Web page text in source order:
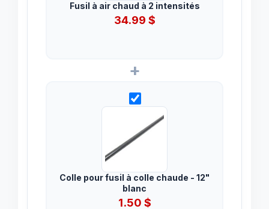
Fusil à air chaud à 2 intensités
34.99 $
+
Colle pour fusil à colle chaude - 12"
blanc
1.50 $